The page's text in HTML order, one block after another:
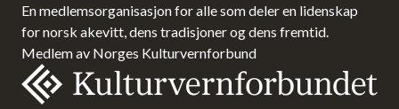
En medlemsorganisasjon for alle som deler en lidenskap
for norsk akevitt, dens tradisjoner og dens fremtid.
Medlem av Norges Kulturvernforbund